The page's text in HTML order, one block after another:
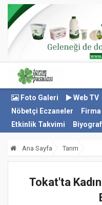
Foto Galeri Web TV
Nöbetçi Eczaneler
Etkinlik Takvimi
Ana Sayfa Tarım
Tokat'ta